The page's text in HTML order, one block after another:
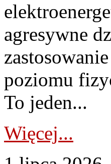
agresywne
poziomu
To jeden...
Więcej...